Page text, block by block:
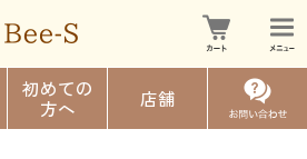
初めての
方へ
店舗